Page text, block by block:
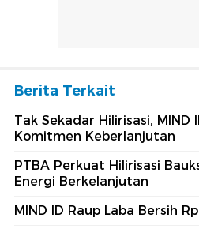
Berita Terkait
Tak Sekadar Hilirisasi, MIND
Komitmen Keberlanjutan
PTBA Perkuat Hilirisasi
Energi Berkelanjutan
MIND ID Raup Laba Bersih